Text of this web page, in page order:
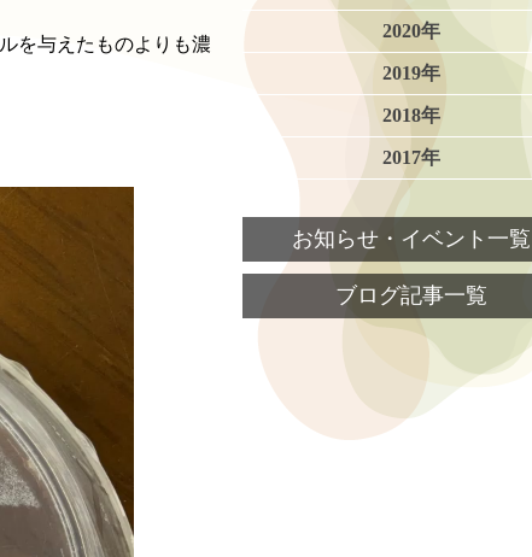
を与えたものよりも濃
2020年
2019年
2018年
2017年
お知らせ・イベント一覧
ブログ記事一覧